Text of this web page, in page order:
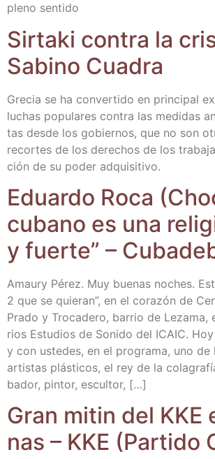
pleno sentido
Sir­ta­ki con­tra la
Sabino Cuadra
Gre­cia se ha con­ver­ti­do en prin­ci­pal
luchas popu­la­res con­tra las medi­das
tas des­de los gobier­nos, que no son
recor­tes de los dere­chos de los
ción de su poder adquisitivo.
Eduar­do Roca
cubano es una
y fuer­te” –
Amaury Pérez. Muy bue­nas noches.
2 que se quie­ran”, en el cora­zón de
Pra­do y Tro­ca­de­ro, barrio de
rios Estu­dios de Soni­do del ICAIC.
y con uste­des, en el pro­gra­ma, uno de
artis­tas plás­ti­cos, el rey de la
ba­dor, pin­tor, escultor, […]
Gran mitin del
nas – KKE (Par­ti­do